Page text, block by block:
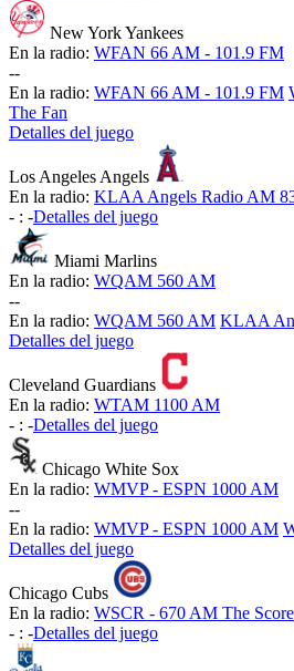
New York Yankees
En la radio: WFAN 66 AM - 101.9 FM
--
En la radio: WFAN 66 AM - 101.9 FM
The Fan
Detalles del juego
Los Angeles Angels
En la radio: KLAA Angels Radio AM
- : -Detalles del juego
Miami Marlins
En la radio: WQAM 560 AM
--
En la radio: WQAM 560 AM KLAA
Detalles del juego
Cleveland Guardians
En la radio: WTAM 1100 AM
- : -Detalles del juego
Chicago White Sox
En la radio: WMVP - ESPN 1000 AM
--
En la radio: WMVP - ESPN 1000 AM
Detalles del juego
Chicago Cubs
En la radio: WSCR - 670 AM The Score
- : -Detalles del juego